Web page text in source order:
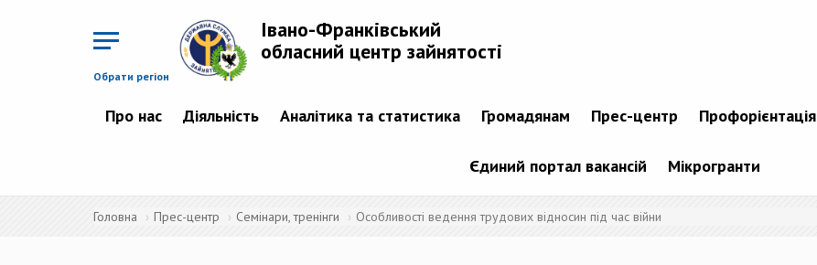
Обрати регіон
Івано-Франківський
обласний центр зайнятості
Про нас Діяльність Аналітика та статистика Громадянам Прес-центр Профорієнтація
Єдиний портал вакансій Мікрогранти
Головна Прес-центр Семінари, тренінги Особливості ведення трудових відносин під час війни